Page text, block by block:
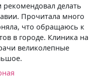
медицинской помощи.
кишечника. узнал про
исследование ночью,
пробок по городу и не
заняло примерно 40 минут.
Клиника "Скандинавия"